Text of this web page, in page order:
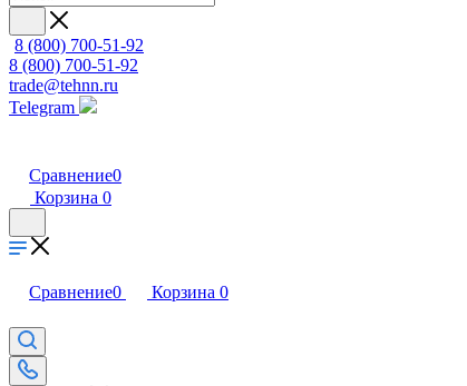
8 (800) 700-51-92
8 (800) 700-51-92
trade@tehnn.ru
Telegram
Сравнение0
Корзина 0
Сравнение0 Корзина 0